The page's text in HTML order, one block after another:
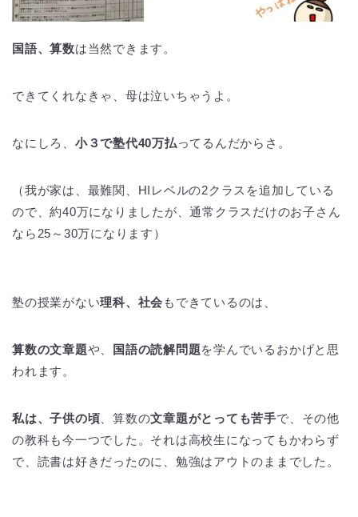
国語、算数は当然できます。
できてくれなきゃ、母は泣いちゃうよ。
なにしろ、 小３で塾代40万払ってるんだからさ。
（我が家は、最難関、HIレベルの2クラスを追加している
ので、約40万になりましたが、通常クラスだけのお子さん
なら25～30万になります）
塾の授業がない理科、社会 もできているのは、
算数の文章題や、 国語の読解問題を学んでいるおかげと思
われます。
私は、子供の頃 、算数の文章題がとっても苦手で、その他
の教科も今一つでした。それは高校生になってもかわらず
で、読書は好きだったのに、勉強はアウトのままでした。